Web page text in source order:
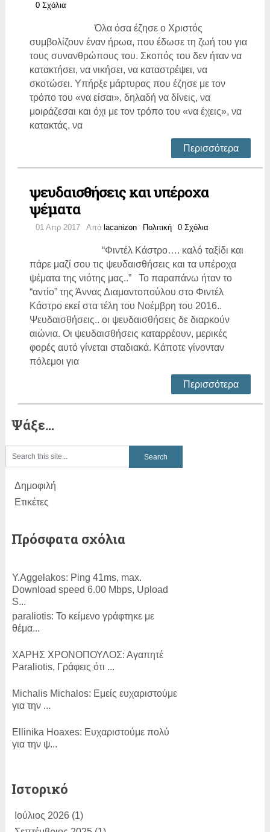
0 Σχόλια
Όλα όσα έζησε ο Χριστός
συμβολίζουν έναν ήρωα, που έδωσε τη ζωή του για
τους συνανθρώπους του. Σκοπός του δεν ήταν να
κατακτήσει, να νικήσει, να καταστρέψει, να
σκοτώσει. Υπήρξε μάρτυρας που έζησε με τον
τρόπο του «να είσαι», δηλαδή να δίνεις, να
μοιράζεσαι και όχι με τον τρόπο του «να έχεις», να
κατακτάς, να
Περισσότερα
ψευδαισθήσεις και υπέροχα
ψέματα
01 Απρ 2017 Από lacanizon Πολιτική 0 Σχόλια
“Φιντέλ Κάστρο…. καλό ταξίδι και
πάρε μαζί σου τις ψευδαισθήσεις και τα υπέροχα
ψέματα της νιότης μας..” Το παραπάνω ήταν το
“αντίο” της Άννας Διαμαντοπούλου στο Φιντέλ
Κάστρο εκεί στα τέλη του Νοέμβρη του 2016..
Ψευδαισθήσεις.. οι ψευδαισθήσεις δε διαρκούν
αιώνια. Οι ψευδαισθήσεις καταρρέουν, μερικές
φορές αυτό γίνεται σταδιακά. Κάποτε γίνονταν
πόλεμοι για
Περισσότερα
Ψάξε…
Δημοφιλή
Ετικέτες
Πρόσφατα σχόλια
Y.Aggelakos: Ping 41ms, max.
Download speed 6.00 Mbps, Upload
S...
paraliotis: Το κείμενο γράφτηκε με
θέμα...
ΧΑΡΗΣ ΧΡΟΝΟΠΟΥΛΟΣ: Αγαπητέ
Paraliotis, Γράφεις ότι ...
Michalis Michalos: Εμείς ευχαριστούμε
για την ...
Εllinika Ηoaxes: Ευχαριστούμε πολύ
για την ψ...
ΑΚΗΣ ΧΟΥΖΟΥΡΗΣ:
για συζήτησ...
Ιστορικό
Ιούλιος 2026(1)